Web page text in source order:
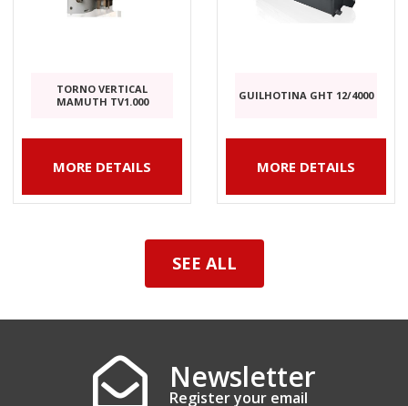
TORNO VERTICAL
MAMUTH TV1.000
MORE DETAILS
GUILHOTINA GHT 12/4000
MORE DETAILS
SEE ALL
Newsletter
Register your email